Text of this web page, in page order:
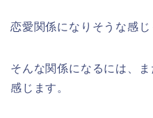
恋愛関係になりそうな感
そんな関係になるには、
感じます。